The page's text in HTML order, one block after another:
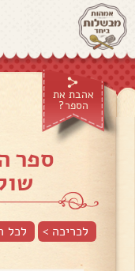
אהבת את
הספר?
ספר
לכריכה > לכל